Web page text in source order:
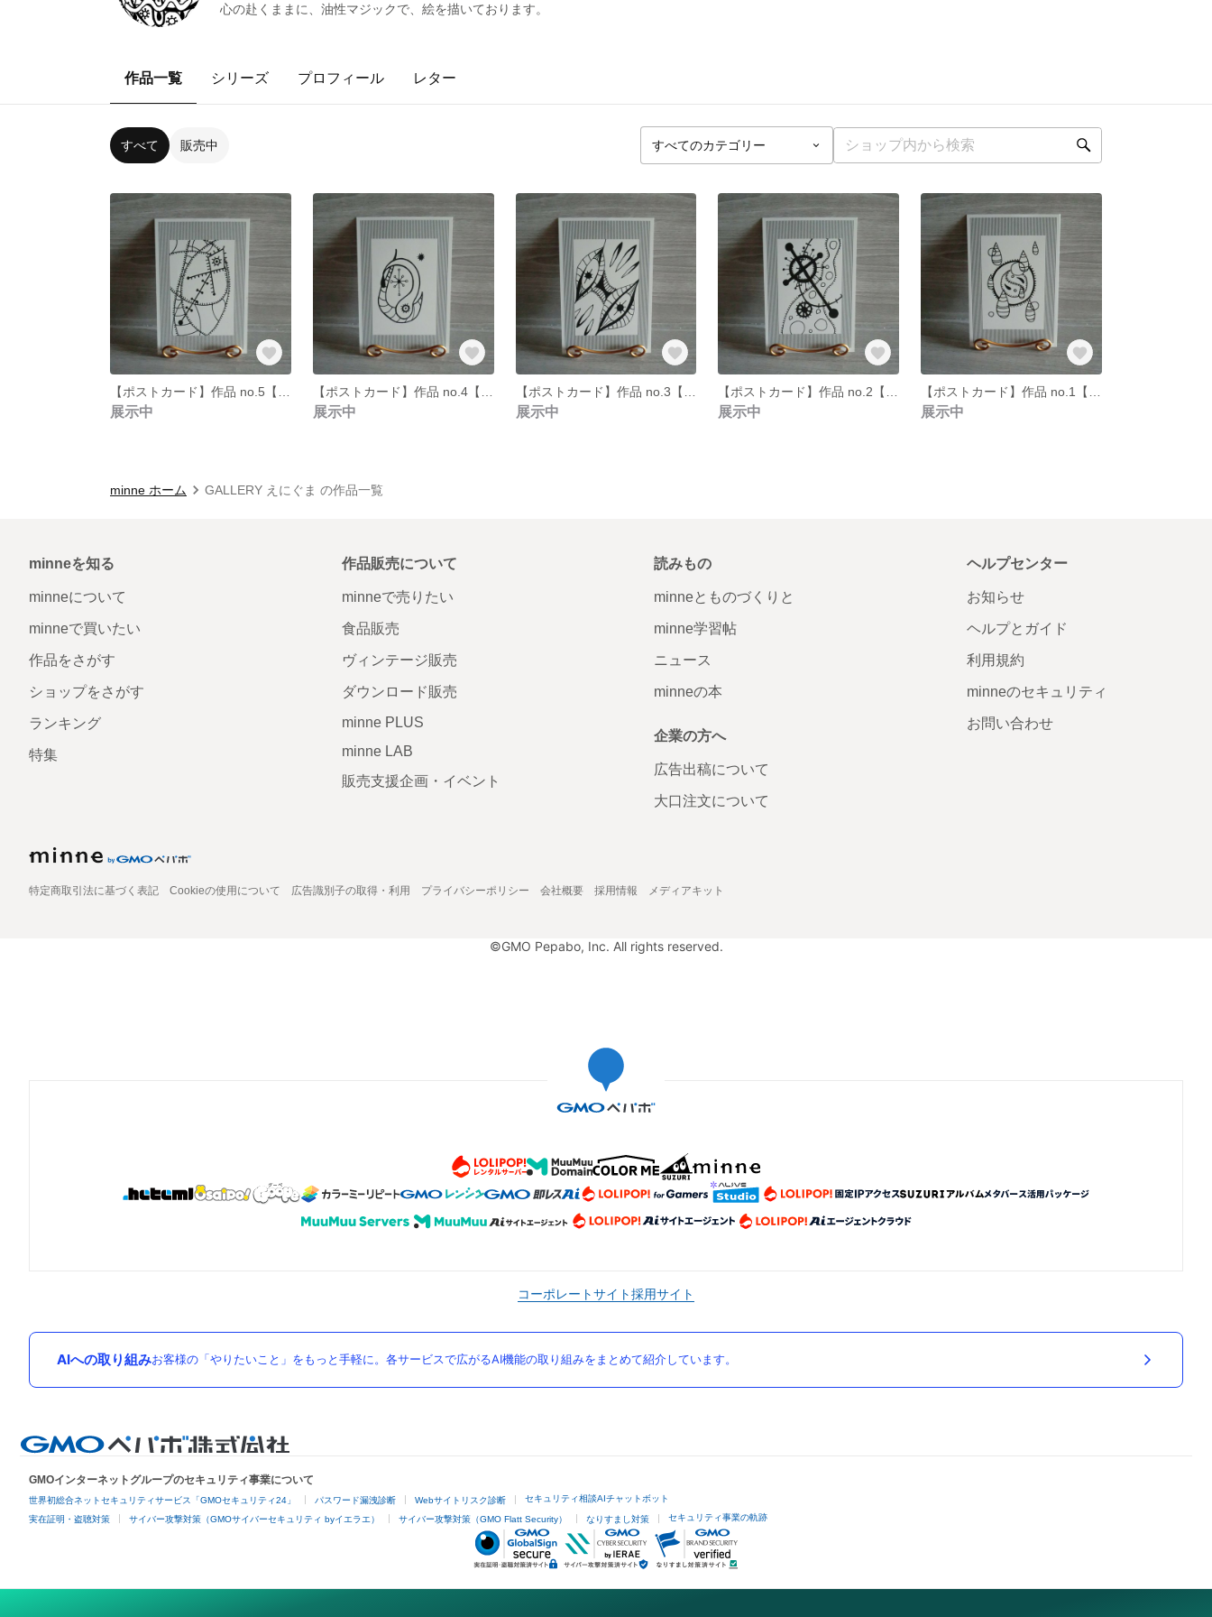
心の赴くままに、油性マジックで、絵を描いております。
作品一覧 シリーズ プロフィール レター
すべて 販売中
展示中 展示中 展示中 展示中 展示中
minne ホーム GALLERY えにぐま の作品一覧
minneを知る
minneについて
minneで買いたい
作品をさがす
ショップをさがす
ランキング
特集
作品販売について
minneで売りたい
食品販売
ヴィンテージ販売
ダウンロード販売
minne PLUS
minne LAB
販売支援企画・イベント
読みもの
minneとものづくりと
minne学習帖
ニュース
minneの本
企業の方へ
広告出稿について
大口注文について
ヘルプセンター
お知らせ
ヘルプとガイド
利用規約
minneのセキュリティ
お問い合わせ
特定商取引法に基づく表記 Cookieの使用について 広告識別子の取得・利用 プライバシーポリシー 会社概要 採用情報 メディアキット
©GMO Pepabo, Inc. All rights reserved.
コーポレートサイト採用サイト
AIへの取り組みお客様の「やりたいこと」をもっと手軽に。各サービスで広がるAI機能の取り組みをまとめて紹介しています。
GMOインターネットグループのセキュリティ事業について
世界初総合ネットセキュリティサービス「GMOセキュリティ24」 パスワード漏洩診断 Webサイトリスク診断 セキュリティ相談AIチャットボット
実在証明・盗聴対策 サイバー攻撃対策（GMOサイバーセキュリティ byイエラエ） サイバー攻撃対策（GMO Flatt Security） なりすまし対策 セキュリティ事業の軌跡